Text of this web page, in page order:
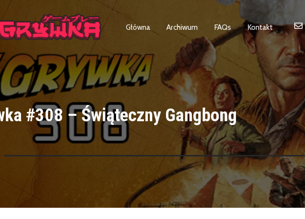
Główna Archiwum FAQs Kontakt
#308 – Świąteczny Gangbong